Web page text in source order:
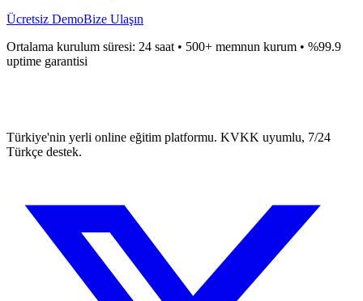
Ücretsiz DemoBize Ulaşın
Ortalama kurulum süresi: 24 saat • 500+ memnun kurum • %99.9
uptime garantisi
Türkiye'nin yerli online eğitim platformu. KVKK uyumlu, 7/24
Türkçe destek.